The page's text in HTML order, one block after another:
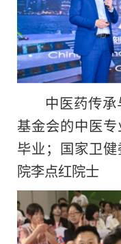
中医药传
基金会的中医
毕业； 国家卫健
院李点红院士